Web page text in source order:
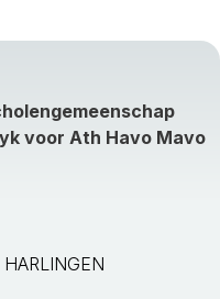
voor Ath Havo Mavo